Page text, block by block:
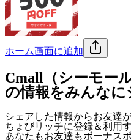
ホーム画面に追加
Cmall（シーモール
の情報をみんなに
シェアした情報からお友達
ちょびリッチに登録＆利用
あなたもお友達もボーナス